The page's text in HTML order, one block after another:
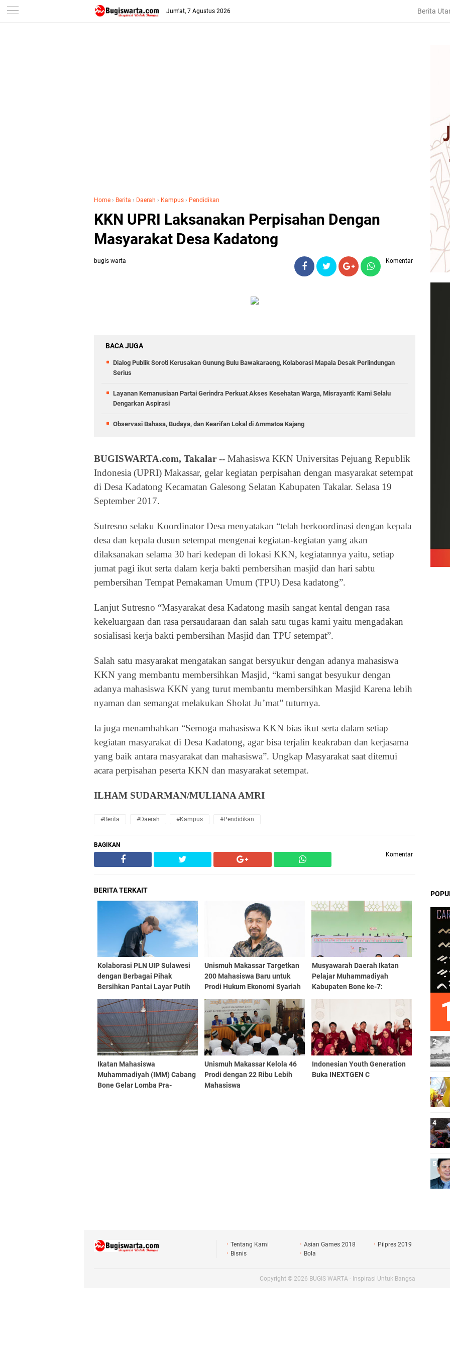
-->
Jum'at, 7 Agustus 2026 Berita
Home › Berita › Daerah › Kampus › Pendidikan
KKN UPRI Laksanakan Perpisahan Dengan
Masyarakat Desa Kadatong
bugis warta Komentar
BACA JUGA
Dialog Publik Soroti Kerusakan Gunung Bulu Bawakaraeng, Kolaborasi Mapala Desak Perlindungan
Serius
Layanan Kemanusiaan Partai Gerindra Perkuat Akses Kesehatan Warga, Misrayanti: Kami Selalu
Dengarkan Aspirasi
Observasi Bahasa, Budaya, dan Kearifan Lokal di Ammatoa Kajang
BUGISWARTA.com, Takalar -- Mahasiswa KKN Universitas Pejuang Republik
Indonesia (UPRI) Makassar, gelar kegiatan perpisahan dengan masyarakat setempat
di Desa Kadatong Kecamatan Galesong Selatan Kabupaten Takalar. Selasa 19
September 2017.
Sutresno selaku Koordinator Desa menyatakan “telah berkoordinasi dengan kepala
desa dan kepala dusun setempat mengenai kegiatan-kegiatan yang akan
dilaksanakan selama 30 hari kedepan di lokasi KKN, kegiatannya yaitu, setiap
jumat pagi ikut serta dalam kerja bakti pembersihan masjid dan hari sabtu
pembersihan Tempat Pemakaman Umum (TPU) Desa kadatong”.
Lanjut Sutresno “Masyarakat desa Kadatong masih sangat kental dengan rasa
kekeluargaan dan rasa persaudaraan dan salah satu tugas kami yaitu mengadakan
sosialisasi kerja bakti pembersihan Masjid dan TPU setempat”.
Salah satu masyarakat mengatakan sangat bersyukur dengan adanya mahasiswa
KKN yang membantu membersihkan Masjid, “kami sangat besyukur dengan
adanya mahasiswa KKN yang turut membantu membersihkan Masjid Karena lebih
nyaman dan semangat melakukan Sholat Ju’mat” tuturnya.
Ia juga menambahkan “Semoga mahasiswa KKN bias ikut serta dalam setiap
kegiatan masyarakat di Desa Kadatong, agar bisa terjalin keakraban dan kerjasama
yang baik antara masyarakat dan mahasiswa”. Ungkap Masyarakat saat ditemui
acara perpisahan peserta KKN dan masyarakat setempat.
ILHAM SUDARMAN/MULIANA AMRI
#Berita #Daerah #Kampus #Pendidikan
BAGIKAN
Komentar
BERITA TERKAIT
Kolaborasi PLN UIP Sulawesi
dengan Berbagai Pihak
Bersihkan Pantai Layar Putih
Unismuh Makassar Targetkan
200 Mahasiswa Baru untuk
Prodi Hukum Ekonomi Syariah
Musyawarah Daerah Ikatan
Pelajar Muhammadiyah
Kabupaten Bone ke-7:
Ikatan Mahasiswa
Muhammadiyah (IMM) Cabang
Bone Gelar Lomba Pra-
Unismuh Makassar Kelola 46
Prodi dengan 22 Ribu Lebih
Mahasiswa
Indonesian Youth Generation
Buka INEXTGEN C
Tentang Kami Asian Games 2018
Pilpres 2019
Bisnis
Bola
Copyright © 2026 BUGIS WARTA - Inspirasi Untuk Bangsa